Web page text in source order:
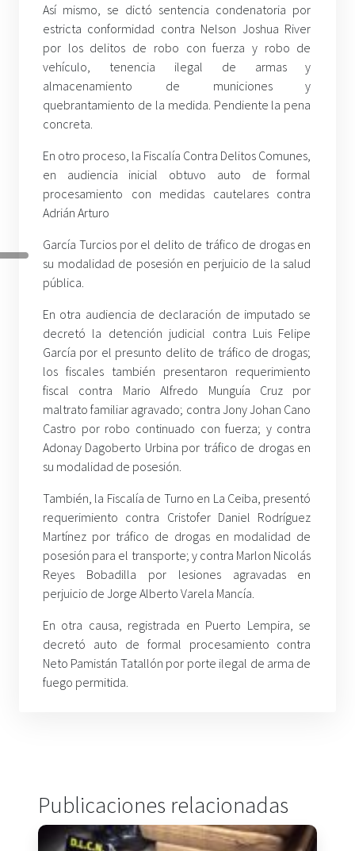
Así mismo, se dictó sentencia condenatoria por
estricta conformidad contra Nelson Joshua River
por los delitos de robo con fuerza y robo de
vehículo, tenencia ilegal de armas y
almacenamiento de municiones y
quebrantamiento de la medida. Pendiente la pena
concreta.
En otro proceso, la Fiscalía Contra Delitos Comunes,
en audiencia inicial obtuvo auto de formal
procesamiento con medidas cautelares contra
Adrián Arturo
García Turcios por el delito de tráfico de drogas en
su modalidad de posesión en perjuicio de la salud
pública.
En otra audiencia de declaración de imputado se
decretó la detención judicial contra Luis Felipe
García por el presunto delito de tráfico de drogas;
los fiscales también presentaron requerimiento
fiscal contra Mario Alfredo Munguía Cruz por
maltrato familiar agravado; contra Jony Johan Cano
Castro por robo continuado con fuerza; y contra
Adonay Dagoberto Urbina por tráfico de drogas en
su modalidad de posesión.
También, la Fiscalía de Turno en La Ceiba, presentó
requerimiento contra Cristofer Daniel Rodríguez
Martínez por tráfico de drogas en modalidad de
posesión para el transporte; y contra Marlon Nicolás
Reyes Bobadilla por lesiones agravadas en
perjuicio de Jorge Alberto Varela Mancía.
En otra causa, registrada en Puerto Lempira, se
decretó auto de formal procesamiento contra
Neto Pamistán Tatallón por porte ilegal de arma de
fuego permitida.
Publicaciones relacionadas